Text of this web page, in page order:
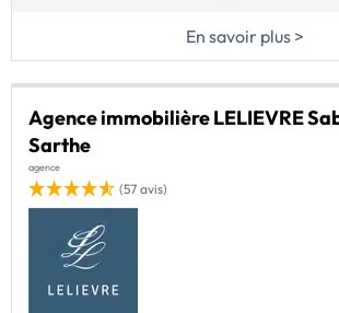
En savoir plus >
Agence immobilière LELIEVRE
Sarthe
agence
(57 avis)